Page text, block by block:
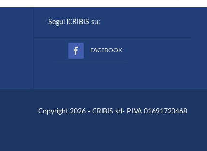
Segui iCRIBIS su:
FACEBOOK
Copyright 2026 - CRIBIS srl- P.IVA 01691720468